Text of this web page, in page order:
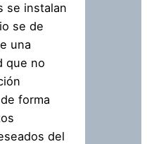
se instalan
se de
una
que no
forma
del